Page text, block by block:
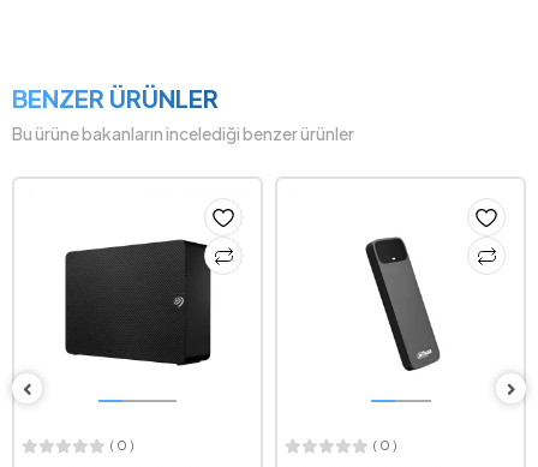
BENZER ÜRÜNLER
Bu ürüne bakanların incelediği benzer ürünler
( 0 ) ( 0 )